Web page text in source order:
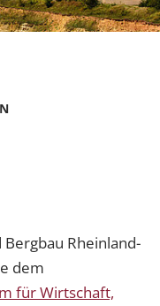
Rheinland-
dem
für Wirtschaft,